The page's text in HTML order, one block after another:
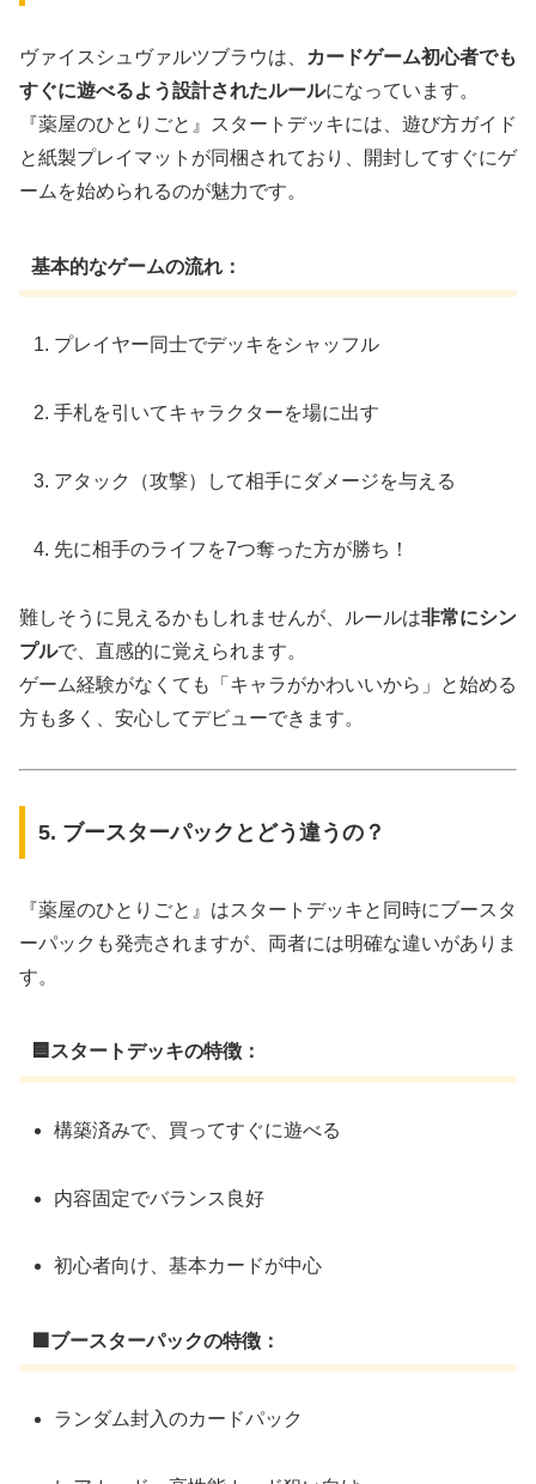
ヴァイスシュヴァルツブラウは、 カードゲーム初心者でも
すぐに遊べるよう設計されたルールになっています。
『薬屋のひとりごと』スタートデッキには、遊び方ガイド
と紙製プレイマットが同梱されており、開封してすぐにゲ
ームを始められるのが魅力です。
基本的なゲームの流れ：
プレイヤー同士でデッキをシャッフル
手札を引いてキャラクターを場に出す
アタック（攻撃）して相手にダメージを与える
先に相手のライフを7つ奪った方が勝ち！
難しそうに見えるかもしれませんが、ルールは非常にシン
プルで、直感的に覚えられます。
ゲーム経験がなくても「キャラがかわいいから」と始める
方も多く、安心してデビューできます。
5. ブースターパックとどう違うの？
『薬屋のひとりごと』はスタートデッキと同時にブースタ
ーパックも発売されますが、両者には明確な違いがありま
す。
🟦スタートデッキの特徴：
構築済みで、買ってすぐに遊べる
内容固定でバランス良好
初心者向け、基本カードが中心
🟪ブースターパックの特徴：
ランダム封入のカードパック